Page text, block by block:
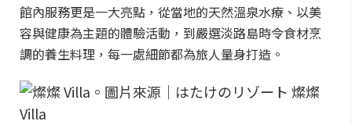
館內服務更是一大亮點，從當地的天然溫泉水療、以美
容與健康為主題的體驗活動，到嚴選淡路島時令食材烹
調的養生料理，每一處細節都為旅人量身打造。